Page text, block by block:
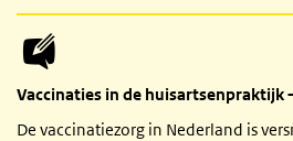
Vaccinaties in de huisartsenpraktijk
De vaccinatiezorg in Nederland is